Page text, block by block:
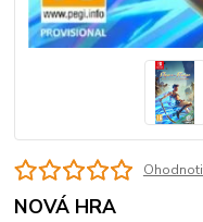
NOVÁ HRA